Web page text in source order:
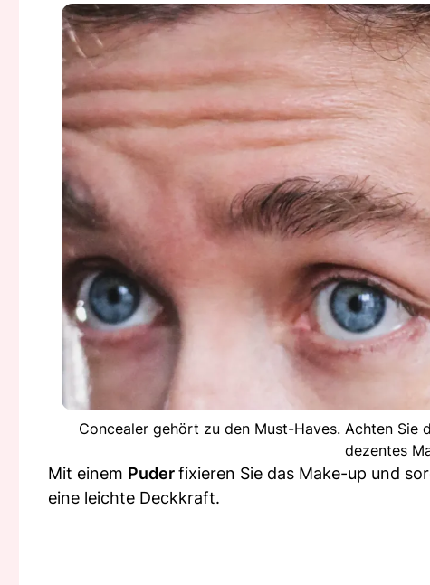
Concealer gehört zu den Must-Haves. Achten Sie
dezentes
Mit einem Puderfixieren Sie das Make-up und
eine leichte Deckkraft.